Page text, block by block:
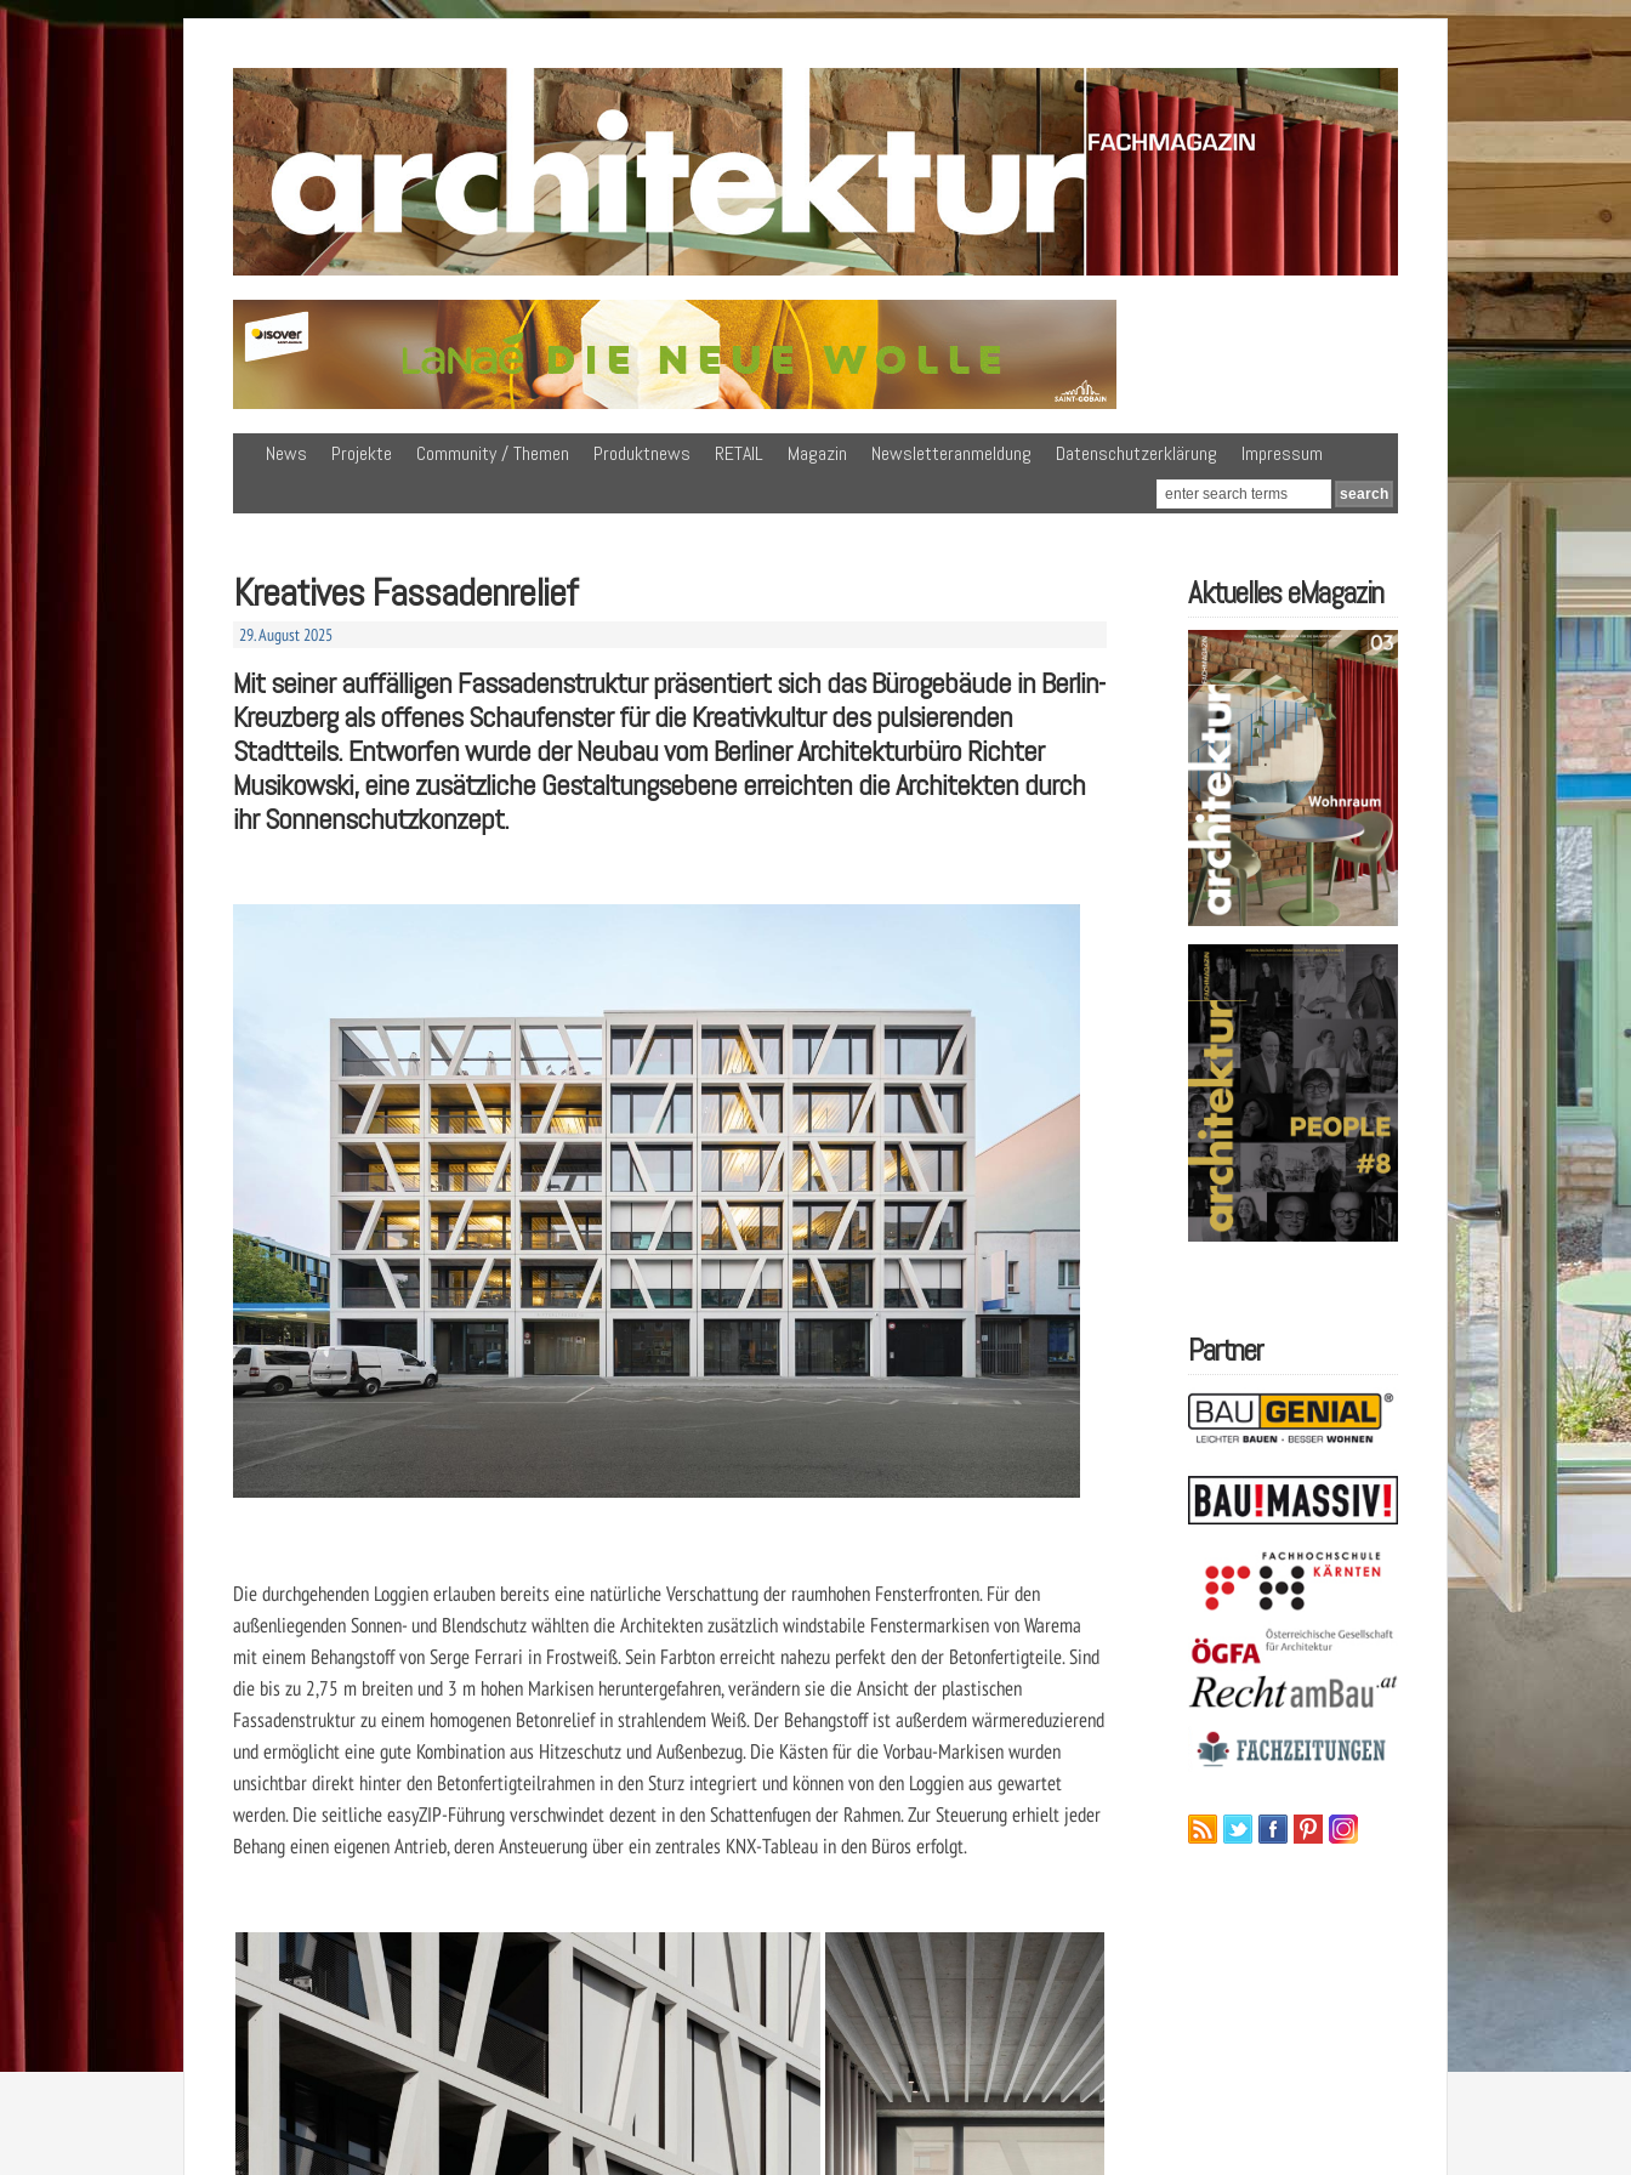
News Projekte Community / Themen Produktnews RETAIL Magazin Newsletteranmeldung Datenschutzerklärung Impressum
Kreatives Fassadenrelief
29. August 2025
Mit seiner auffälligen Fassadenstruktur präsentiert sich das Bürogebäude in Berlin-
Kreuzberg als offenes Schaufenster für die Kreativkultur des pulsierenden
Stadtteils. Entworfen wurde der Neubau vom Berliner Architekturbüro Richter
Musikowski, eine zusätzliche Gestaltungsebene erreichten die Architekten durch
ihr Sonnenschutzkonzept.
Die durchgehenden Loggien erlauben bereits eine natürliche Verschattung der raumhohen Fensterfronten. Für den
außenliegenden Sonnen- und Blendschutz wählten die Architekten zusätzlich windstabile Fenstermarkisen von Warema
mit einem Behangstoff von Serge Ferrari in Frostweiß. Sein Farbton erreicht nahezu perfekt den der Betonfertigteile. Sind
die bis zu 2,75 m breiten und 3 m hohen Markisen heruntergefahren, verändern sie die Ansicht der plastischen
Fassadenstruktur zu einem homogenen Betonrelief in strahlendem Weiß. Der Behangstoff ist außerdem wärmereduzierend
und ermöglicht eine gute Kombination aus Hitzeschutz und Außenbezug. Die Kästen für die Vorbau-Markisen wurden
unsichtbar direkt hinter den Betonfertigteilrahmen in den Sturz integriert und können von den Loggien aus gewartet
werden. Die seitliche easyZIP-Führung verschwindet dezent in den Schattenfugen der Rahmen. Zur Steuerung erhielt jeder
Behang einen eigenen Antrieb, deren Ansteuerung über ein zentrales KNX-Tableau in den Büros erfolgt.
Aktuelles eMagazin
Partner